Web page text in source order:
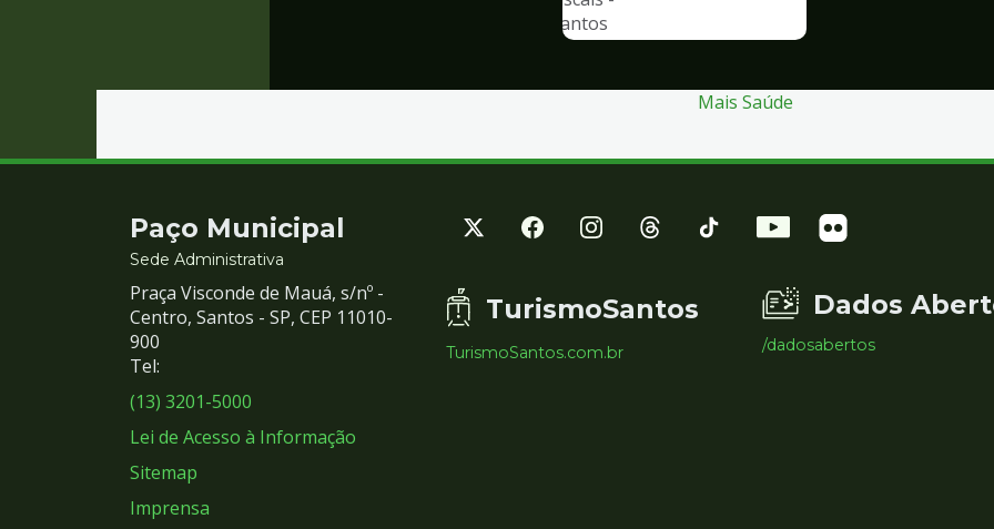
Mais Saúde
Contato
e
Redes
Sociais
Paço Municipal
Sede Administrativa
Praça Visconde de Mauá, s/nº -
Centro, Santos - SP, CEP 11010-
900
Tel:
(13) 3201-5000
Lei de Acesso à Informação
Sitemap
Imprensa
TurismoSantos
TurismoSantos.com.br
Dados
/dadosabertos